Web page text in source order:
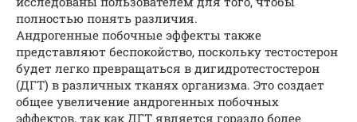
полностью понять различия.
Андрогенные побочные эффекты также
представляют беспокойство, поскольку тестостерон
будет легко превращаться в дигидротестостерон
(ДГТ) в различных тканях организма. Это создает
общее увеличение андрогенных побочных
эффектов, так как ДГТ является гораздо более